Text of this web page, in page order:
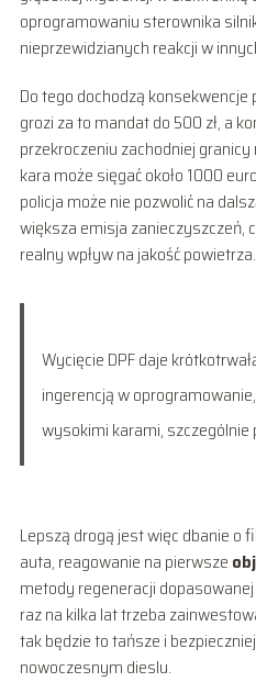
oprogramowaniu sterownika
nieprzewidzianych reakcji w
Do tego dochodzą
grozi za to mandat do 500 zł, a
przekroczeniu zachodniej
kara może sięgać około 1000
policja może nie pozwolić na
większa emisja zanieczyszczeń,
realny wpływ na jakość powietrza.
Wycięcie DPF daje
ingerencją w
wysokimi karami, szczególnie
Lepszą drogą jest więc dbanie o
auta, reagowanie na pierwsze
metody regeneracji
raz na kilka lat trzeba
tak będzie to tańsze i
nowoczesnym dieslu.